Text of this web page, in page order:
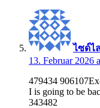
ไซด์ไ
13. Februar 2026
479434
I is going to be
343482